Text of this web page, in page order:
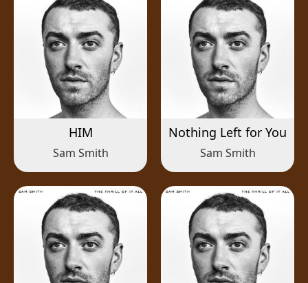
HIM
Sam Smith
Nothing Left for You
Sam Smith